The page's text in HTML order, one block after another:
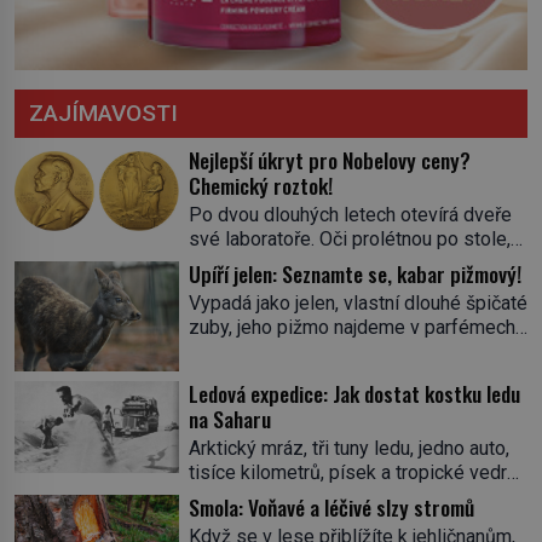
ZAJÍMAVOSTI
Nejlepší úkryt pro Nobelovy ceny?
Chemický roztok!
Po dvou dlouhých letech otevírá dveře
své laboratoře. Oči prolétnou po stole,
aby pak ulpěly na regálu, kde se nachází
všemožné látky. Hledá žluto-oranžovou
tekutinu, jakmile ji zahlédne, nesmírně
se mu uleví. Teď může svůj plán
skrývá směs s názvem lučavka
královská. Svůj přídomek nemá pro nic
za nic, […]
Upíří jelen: Seznamte se, kabar pižmový!
Vypadá jako jelen, vlastní dlouhé špičaté
zuby, jeho pižmo najdeme v parfémech
jediného zástupce zvířecí říše – kabara
pižmového. V Evropě ho jako první
popíše švédský botanik Carl Linné
(1707–1778), jenže v Asii o něm ví už
celá staletí. Zvíře připomíná jelena,
v kohoutku dosahuje […]
Ledová expedice: Jak dostat kostku ledu
na Saharu
Arktický mráz, tři tuny ledu, jedno auto,
tisíce kilometrů, písek a tropické vedro.
To je ve zkratce zdánlivě nesplnitelná
výzva, která se promění v úžasné
Smola: Voňavé a léčivé slzy stromů
Když se v lese přiblížíte k jehličnanům,